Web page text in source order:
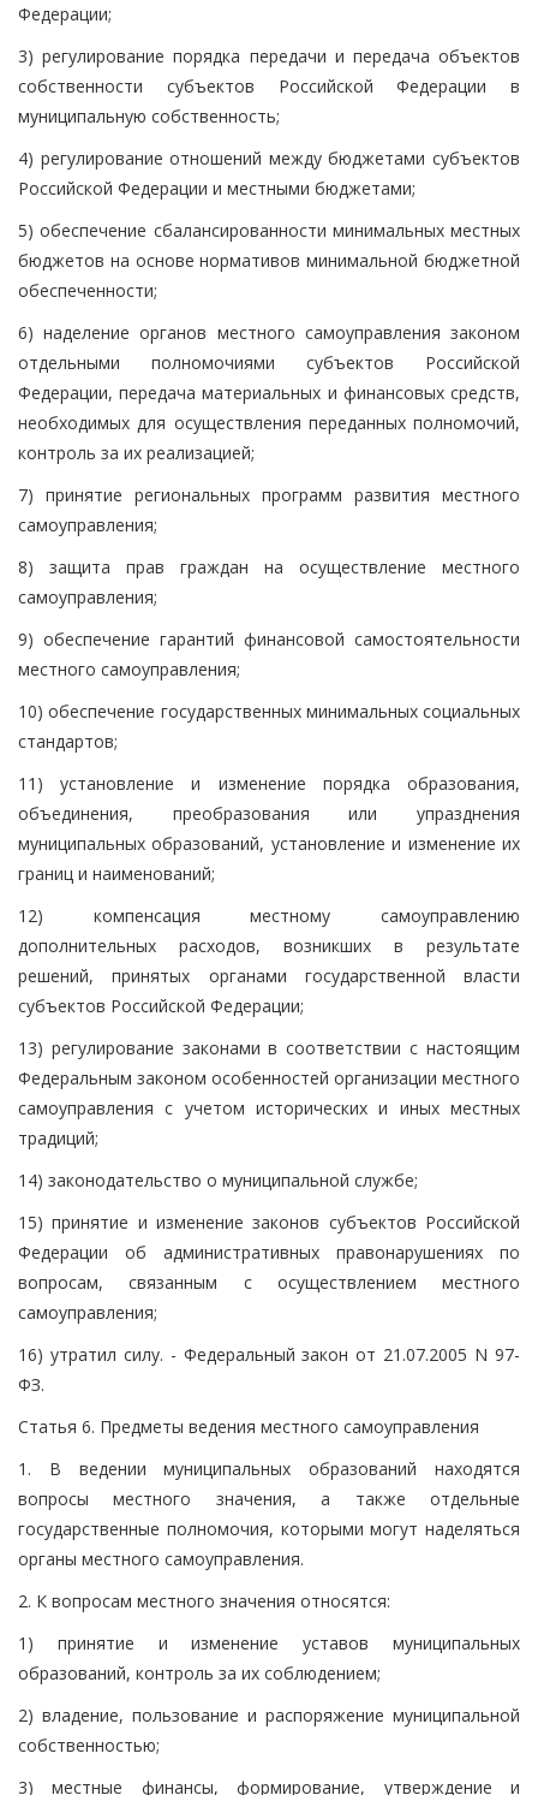
Федерации;
3) регулирование порядка передачи и передача объектов
собственности субъектов Российской Федерации в
муниципальную собственность;
4) регулирование отношений между бюджетами субъектов
Российской Федерации и местными бюджетами;
5) обеспечение сбалансированности минимальных местных
бюджетов на основе нормативов минимальной бюджетной
обеспеченности;
6) наделение органов местного самоуправления законом
отдельными полномочиями субъектов Российской
Федерации, передача материальных и финансовых средств,
необходимых для осуществления переданных полномочий,
контроль за их реализацией;
7) принятие региональных программ развития местного
самоуправления;
8) защита прав граждан на осуществление местного
самоуправления;
9) обеспечение гарантий финансовой самостоятельности
местного самоуправления;
10) обеспечение государственных минимальных социальных
стандартов;
11) установление и изменение порядка образования,
объединения, преобразования или упразднения
муниципальных образований, установление и изменение их
границ и наименований;
12) компенсация местному самоуправлению
дополнительных расходов, возникших в результате
решений, принятых органами государственной власти
субъектов Российской Федерации;
13) регулирование законами в соответствии с настоящим
Федеральным законом особенностей организации местного
самоуправления с учетом исторических и иных местных
традиций;
14) законодательство о муниципальной службе;
15) принятие и изменение законов субъектов Российской
Федерации об административных правонарушениях по
вопросам, связанным с осуществлением местного
самоуправления;
16) утратил силу. - Федеральный закон от 21.07.2005 N 97-
ФЗ.
Статья 6. Предметы ведения местного самоуправления
1. В ведении муниципальных образований находятся
вопросы местного значения, а также отдельные
государственные полномочия, которыми могут наделяться
органы местного самоуправления.
2. К вопросам местного значения относятся:
1) принятие и изменение уставов муниципальных
образований, контроль за их соблюдением;
2) владение, пользование и распоряжение муниципальной
собственностью;
3) местные финансы, формирование, утверждение и